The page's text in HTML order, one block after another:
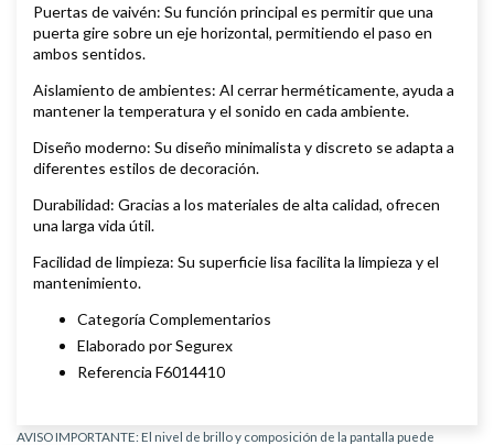
Puertas de vaivén: Su función principal es permitir que una
puerta gire sobre un eje horizontal, permitiendo el paso en
ambos sentidos.
Aislamiento de ambientes: Al cerrar herméticamente, ayuda a
mantener la temperatura y el sonido en cada ambiente.
Diseño moderno: Su diseño minimalista y discreto se adapta a
diferentes estilos de decoración.
Durabilidad: Gracias a los materiales de alta calidad, ofrecen
una larga vida útil.
Facilidad de limpieza: Su superficie lisa facilita la limpieza y el
mantenimiento.
Categoría Complementarios
Elaborado por Segurex
Referencia F6014410
AVISO IMPORTANTE: El nivel de brillo y composición de la pantalla puede